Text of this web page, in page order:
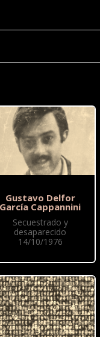
Gustavo Delfor
García Cappannini
Secuestrado y
desaparecido
14/10/1976